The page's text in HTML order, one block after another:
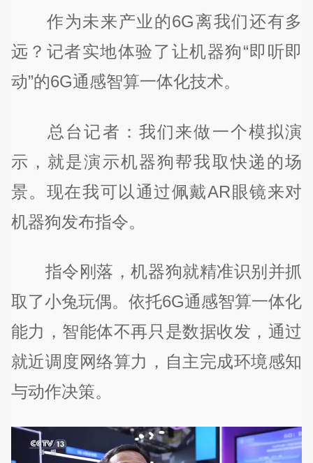
作为未来产业的6G离我们还有多
远？记者实地体验了让机器狗“即听即
动”的6G通感智算一体化技术。
总台记者：我们来做一个模拟演
示，就是演示机器狗帮我取快递的场
景。现在我可以通过佩戴AR眼镜来对
机器狗发布指令。
指令刚落，机器狗就精准识别并抓
取了小兔玩偶。依托6G通感智算一体化
能力，智能体不再只是数据收发，通过
就近调度网络算力，自主完成环境感知
与动作决策。